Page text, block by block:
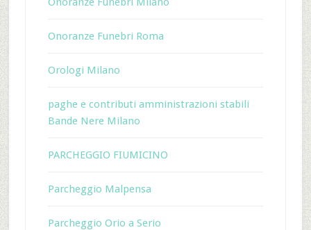
Onoranze Funebri Roma
Orologi Milano
paghe e contributi amministrazioni stabili
Bande Nere Milano
PARCHEGGIO FIUMICINO
Parcheggio Malpensa
Parcheggio Orio a Serio